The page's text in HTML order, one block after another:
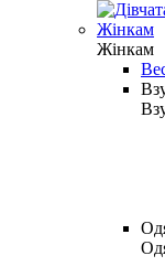
Жінкам
Жінкам